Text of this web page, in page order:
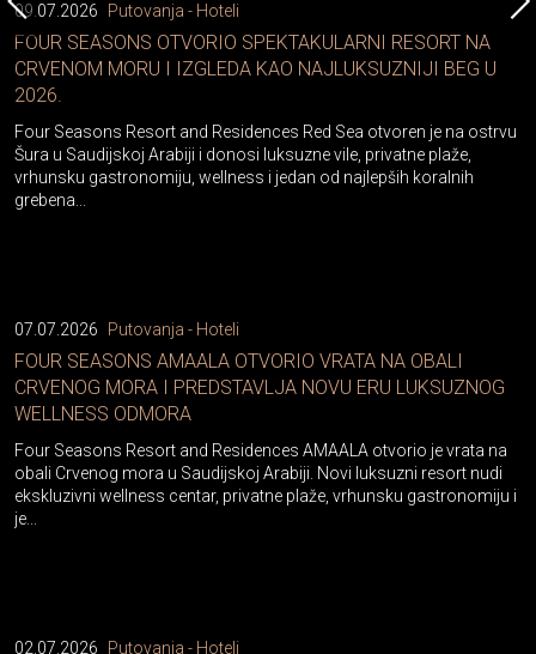
09.07.2026 Putovanja - Hoteli
FOUR SEASONS OTVORIO SPEKTAKULARNI RESORT NA
CRVENOM MORU I IZGLEDA KAO NAJLUKSUZNIJI BEG U
2026.
Four Seasons Resort and Residences Red Sea otvoren je na ostrvu
Šura u Saudijskoj Arabiji i donosi luksuzne vile, privatne plaže,
vrhunsku gastronomiju, wellness i jedan od najlepših koralnih
grebena...
07.07.2026 Putovanja - Hoteli
FOUR SEASONS AMAALA OTVORIO VRATA NA OBALI
CRVENOG MORA I PREDSTAVLJA NOVU ERU LUKSUZNOG
WELLNESS ODMORA
Four Seasons Resort and Residences AMAALA otvorio je vrata na
obali Crvenog mora u Saudijskoj Arabiji. Novi luksuzni resort nudi
ekskluzivni wellness centar, privatne plaže, vrhunsku gastronomiju i
je...
02.07.2026 Putovanja - Hoteli